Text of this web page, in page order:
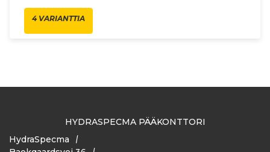
4 VARIANTTIA
HYDRASPECMA PÄÄKONTTORI
HydraSpecma